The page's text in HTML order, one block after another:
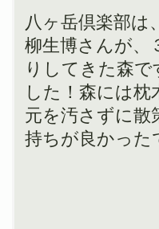
八ヶ岳倶楽部は
柳生博さんが、
りしてきた森
した！森には枕
元を汚さずに散
持ちが良かった